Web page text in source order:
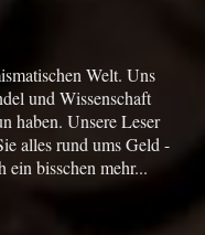
Welt. Uns
und Wissenschaft
haben. Unsere Leser
alles rund ums Geld -
bisschen mehr...